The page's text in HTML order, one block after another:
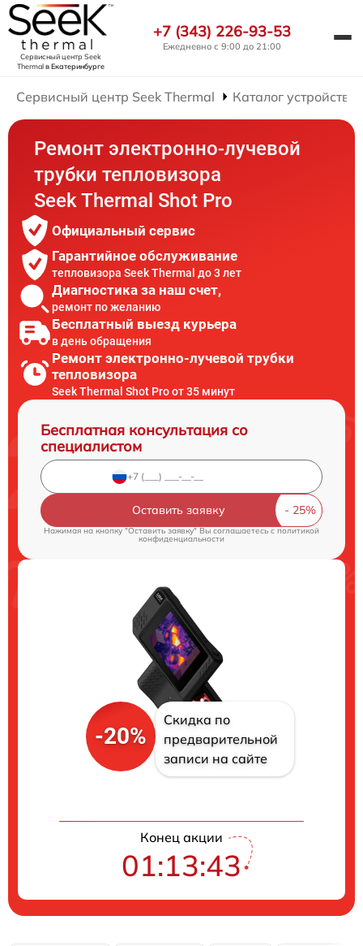
Сервисный центр Seek
Thermalв Екатеринбурге
+7 (343) 226-93-53
Ежедневно с 9:00 до 21:00
Сервисный центр Seek Thermal Каталог устройств
Ремонт электронно-лучевой
трубки тепловизора
Seek Thermal Shot Pro
Официальный сервис
Гарантийное обслуживание
тепловизора Seek Thermal до 3 лет
Диагностика за наш счет,
ремонт по желанию
Бесплатный выезд курьера
в день обращения
Ремонт электронно-лучевой трубки
тепловизора
Seek Thermal Shot Pro от 35 минут
Бесплатная консультация со
специалистом
Оставить заявку
Нажимая на кнопку "Оставить заявку" Вы соглашаетесь cполитикой
конфиденциальности
-20%
Скидка по
предварительной
записи на сайте
Конец акции
01:13:42